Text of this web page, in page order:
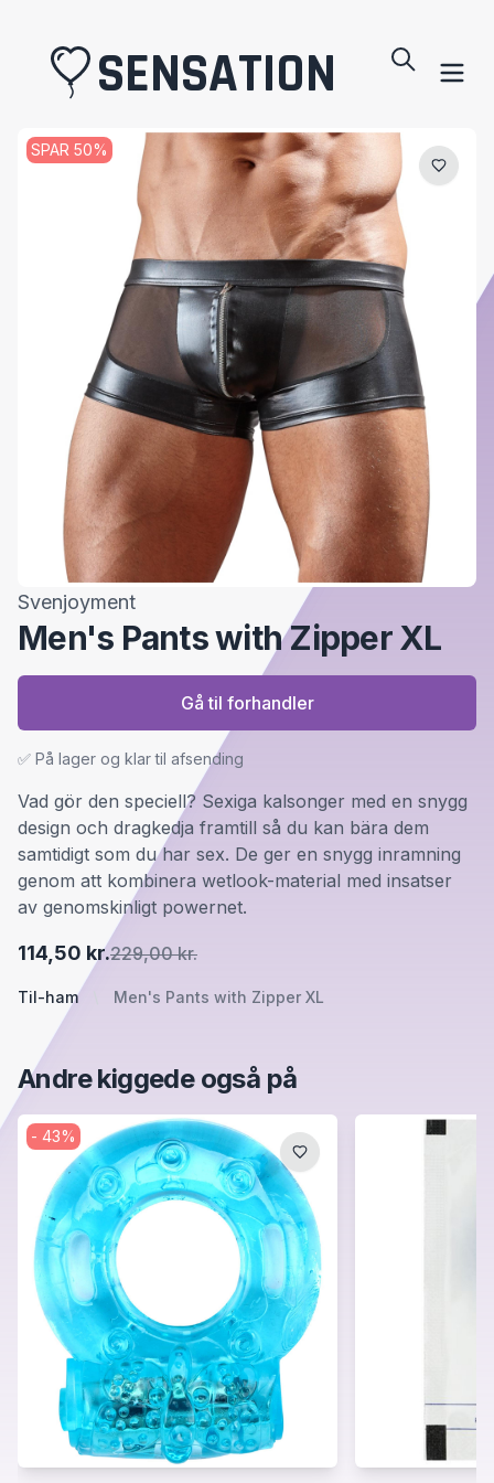
SENSATION
Svenjoyment
Men's Pants with Zipper XL
Til-ham Men's Pants with Zipper XL
114,50 kr.229,00 kr.
Vad gör den speciell? Sexiga kalsonger med en snygg
design och dragkedja framtill så du kan bära dem
samtidigt som du har sex. De ger en snygg inramning
genom att kombinera wetlook-material med insatser
av genomskinligt powernet.
✅ På lager og klar til afsending
Gå til forhandler
SPAR 50%
Andre kiggede også på
- 43%